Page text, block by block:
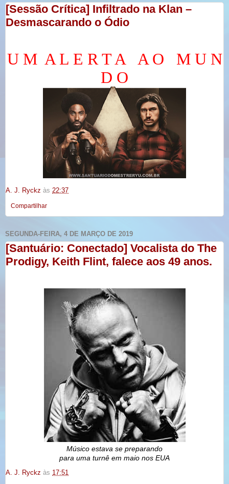
[Sessão Crítica] Infiltrado na Klan –
Desmascarando o Ódio
U M A L E R T A A O
M U N
D O
A. J. Ryckz às 22:37
Compartilhar
SEGUNDA-FEIRA, 4 DE MARÇO DE 2019
[Santuário: Conectado] Vocalista do The
Prodigy, Keith Flint, falece aos 49 anos.
Músico estava se preparando
para uma turnê em maio nos EUA
A. J. Ryckz às 17:51